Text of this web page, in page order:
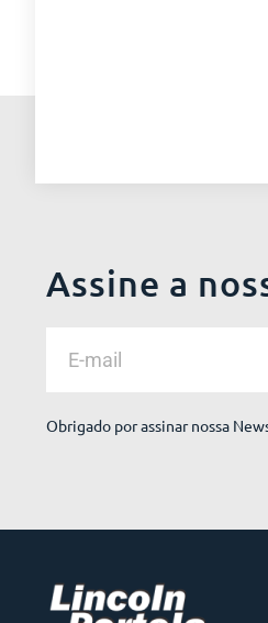
Assine a
Obrigado por assinar nossa